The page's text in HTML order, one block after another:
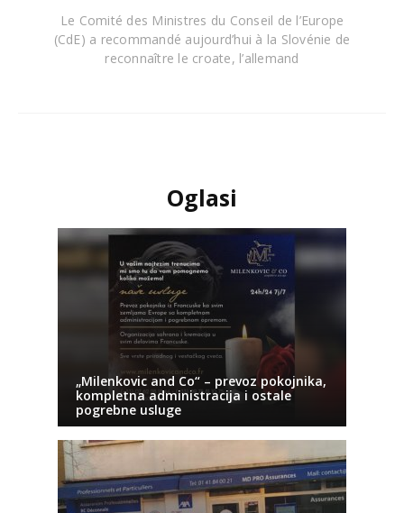
Le Comité des Ministres du Conseil de l’Europe
(CdE) a recommandé aujourd’hui à la Slovénie de
reconnaître le croate, l’allemand
Oglasi
„Milenkovic and Co“ – prevoz pokojnika,
kompletna administracija i ostale
pogrebne usluge